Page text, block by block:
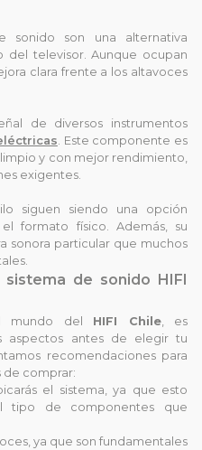
sonido son una alternativa
televisor. Aunque ocupan
clara frente a los altavoces
de diversos instrumentos
. Este componente es
y con mejor rendimiento,
exigentes.
siguen siendo una opción
formato físico. Además, su
sonora particular que muchos
de sonido HIFI
mundo del HIFI Chile, es
aspectos antes de elegir tu
recomendaciones para
de comprar:
el sistema, ya que esto
tipo de componentes que
ya que son fundamentales